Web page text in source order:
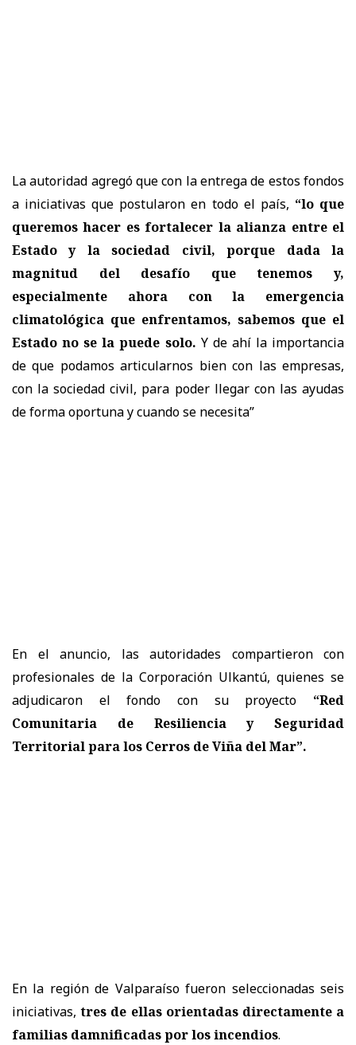
La autoridad agregó que con la entrega de estos fondos
a iniciativas que postularon en todo el país, “lo que
queremos hacer es fortalecer la alianza entre el
Estado y la sociedad civil, porque dada la
magnitud del desafío que tenemos y,
especialmente ahora con la emergencia
climatológica que enfrentamos, sabemos que el
Estado no se la puede solo. Y de ahí la importancia
de que podamos articularnos bien con las empresas,
con la sociedad civil, para poder llegar con las ayudas
de forma oportuna y cuando se necesita”
En el anuncio, las autoridades compartieron con
profesionales de la Corporación Ulkantú, quienes se
adjudicaron el fondo con su proyecto “Red
Comunitaria de Resiliencia y Seguridad
Territorial para los Cerros de Viña del Mar”.
En la región de Valparaíso fueron seleccionadas seis
iniciativas,tres de ellas orientadas directamente a
familias damnificadas por los incendios.